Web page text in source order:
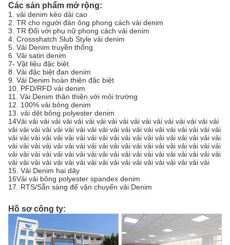
Các sản phẩm mở rộng:
1. vải denim kéo dài cao
2. TR cho người đàn ông phong cách vải denim
3. TR Đối với phụ nữ phong cách vải denim
4. Crossshatch Slub Style vải denim
5. Vải Denim truyền thống
6. Vải satin denim
7- Vật liệu đặc biệt
8. Vải đặc biệt đan denim
9. Vải Denim hoàn thiện đặc biệt
10. PFD/RFD vải denim
11. Vải Denim thân thiện với môi trường
12. 100% vải bông denim
13. vải dệt bông polyester denim
14Vải vải vải vải vải vải vải vải vải vải vải vải vải vải vải vải vải vải
vải vải vải vải vải vải vải vải vải vải vải vải vải vải vải vải vải vải vải
vải vải vải vải vải vải vải vải vải vải vải vải vải vải vải vải vải vải vải
vải vải vải vải vải vải vải vải vải vải vải vải vải vải vải vải vải vải vải
vải vải vải vải vải vải vải vải vải vải vải vải vải vải vải vải vải vải vải
vải vải vải vải vải vải vải vải vải vải vải vải vải vải vải vải vải vải
15. Vải Denim hai dây
16Vải vải bông polyester spandex denim
17. RTS/Sẵn sàng để vận chuyển vải Denim
Hồ sơ công ty: